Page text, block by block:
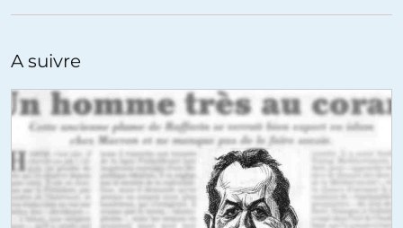
londonien, journaux télévisés, BHL, Huffington, NYT…
poing en Syrie.
Cette brave fille devrait de temps en temps lire Labévière Israel
Shamir, et autres, pour découvrir ce qu’est le journalisme.
ALERTER
A suivre